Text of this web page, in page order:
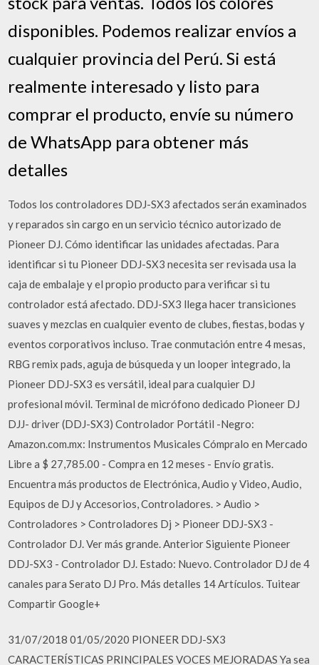
disponibles. Podemos realizar envíos a
cualquier provincia del Perú. Si está
realmente interesado y listo para
comprar el producto, envíe su número
de WhatsApp para obtener más
detalles
Todos los controladores DDJ-SX3 afectados serán examinados
y reparados sin cargo en un servicio técnico autorizado de
Pioneer DJ. Cómo identificar las unidades afectadas. Para
identificar si tu Pioneer DDJ-SX3 necesita ser revisada usa la
caja de embalaje y el propio producto para verificar si tu
controlador está afectado. DDJ-SX3 llega hacer transiciones
suaves y mezclas en cualquier evento de clubes, fiestas, bodas y
eventos corporativos incluso. Trae conmutación entre 4 mesas,
RBG remix pads, aguja de búsqueda y un looper integrado, la
Pioneer DDJ-SX3 es versátil, ideal para cualquier DJ
profesional móvil. Terminal de micrófono dedicado Pioneer DJ
DJJ- driver (DDJ-SX3) Controlador Portátil -Negro:
Amazon.com.mx: Instrumentos Musicales Cómpralo en Mercado
Libre a $ 27,785.00 - Compra en 12 meses - Envío gratis.
Encuentra más productos de Electrónica, Audio y Video, Audio,
Equipos de DJ y Accesorios, Controladores. > Audio >
Controladores > Controladores Dj > Pioneer DDJ-SX3 -
Controlador DJ. Ver más grande. Anterior Siguiente Pioneer
DDJ-SX3 - Controlador DJ. Estado: Nuevo. Controlador DJ de 4
canales para Serato DJ Pro. Más detalles 14 Artículos. Tuitear
Compartir Google+
31/07/2018 01/05/2020 PIONEER DDJ-SX3
CARACTERÍSTICAS PRINCIPALES VOCES MEJORADAS Ya sea